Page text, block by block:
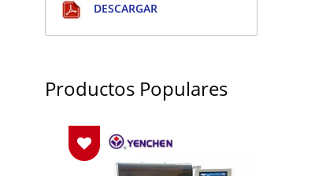
DESCARGAR
Productos Populares